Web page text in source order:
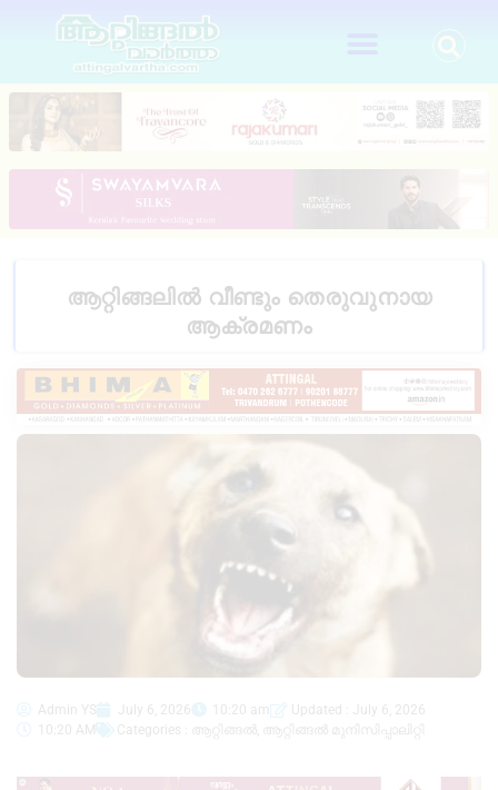
ആറ്റിങ്ങലിൽ വീണ്ടും തെരുവുനായ
ആക്രമണം
Admin YS July 6, 2026 10:20 am
Updated : July 6, 2026
10:20 AM
Categories : ആറ്റിങ്ങൽ ആറ്റിങ്ങൽ മുനിസിപ്പാലിറ്റി